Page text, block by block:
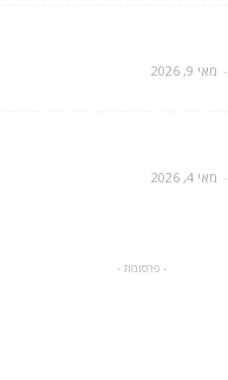
- מאי 9, 2026
- מאי 4, 2026
- פרסומת -